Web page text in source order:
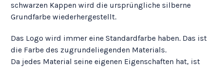
schwarzen Kappen wird die ursprüngliche silberne
Grundfarbe wiederhergestellt.
Das Logo wird immer eine Standardfarbe haben. Das ist
die Farbe des zugrundeliegenden Materials.
Da jedes Material seine eigenen Eigenschaften hat, ist